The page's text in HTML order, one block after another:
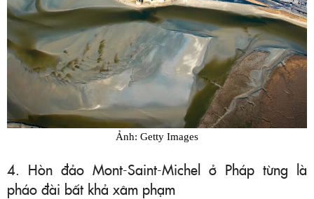
Ảnh: Getty Images
4. Hòn đảo Mont-Saint-Michel ở Pháp từng là
pháo đài bất khả xâm phạm